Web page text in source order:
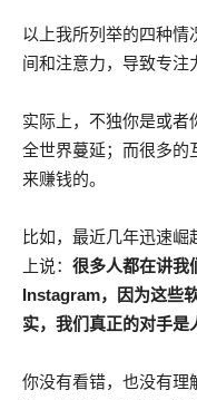
以上我所列举的四种情
间和注意力，导致专注
实际上，不独你是或者
全世界蔓延；而很多的
来赚钱的。
比如，最近几年迅速
上说： 很多人都在讲我
Instagram，因为这些
实，我们真正的对手是
你没有看错，也没有理